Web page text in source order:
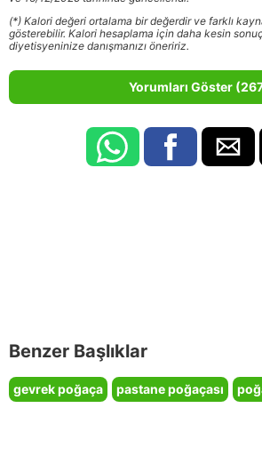
(*) Kalori değeri ortalama bir değerdir ve farklı
gösterebilir. Kalori hesaplama için daha kesin
diyetisyeninize danışmanızı öneririz.
Yorumları Göster
Benzer Başlıklar
gevrek poğaça pastane poğaçası